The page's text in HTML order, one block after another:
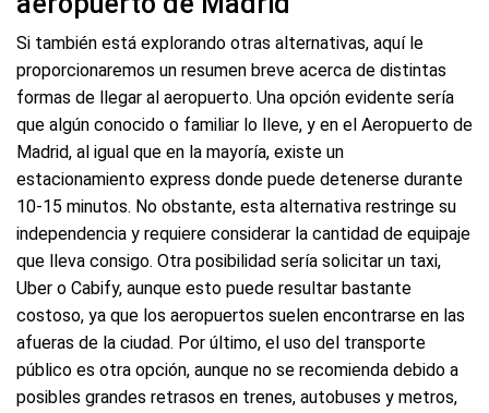
Si también está explorando otras alternativas, aquí le
proporcionaremos un resumen breve acerca de distintas
formas de llegar al aeropuerto. Una opción evidente sería
que algún conocido o familiar lo lleve, y en el Aeropuerto de
Madrid, al igual que en la mayoría, existe un
estacionamiento express donde puede detenerse durante
10-15 minutos. No obstante, esta alternativa restringe su
independencia y requiere considerar la cantidad de equipaje
que lleva consigo. Otra posibilidad sería solicitar un taxi,
Uber o Cabify, aunque esto puede resultar bastante
costoso, ya que los aeropuertos suelen encontrarse en las
afueras de la ciudad. Por último, el uso del transporte
público es otra opción, aunque no se recomienda debido a
posibles grandes retrasos en trenes, autobuses y metros,